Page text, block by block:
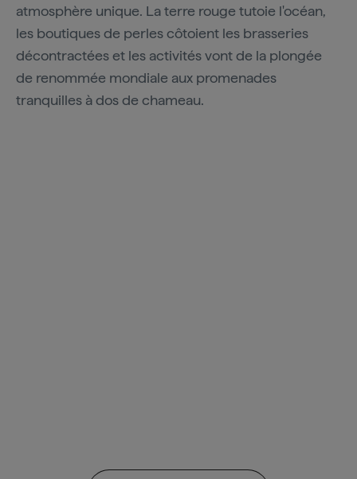
atmosphère unique. La terre rouge tutoie l'océan,
les boutiques de perles côtoient les brasseries
décontractées et les activités vont de la plongée
de renommée mondiale aux promenades
tranquilles à dos de chameau.